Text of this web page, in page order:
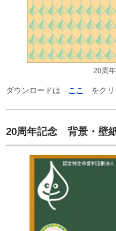
20周
ダウンロードは ここ をクリ
20周年記念 背景・壁